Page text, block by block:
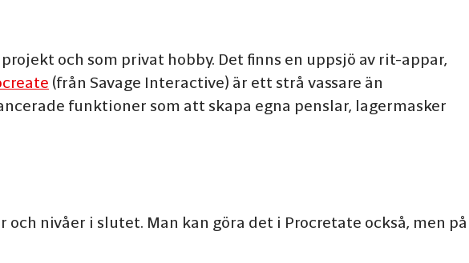
och som privat hobby. Det finns en uppsjö av rit-appar,
(från Savage Interactive) är ett strå vassare än
funktioner som att skapa egna penslar, lagermasker
nivåer i slutet. Man kan göra det i Procretate också, men på